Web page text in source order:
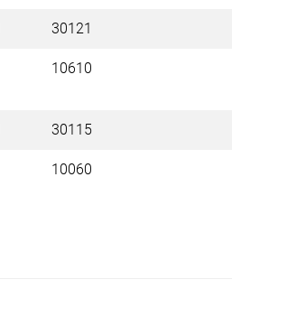
30121
10610
30115
10060